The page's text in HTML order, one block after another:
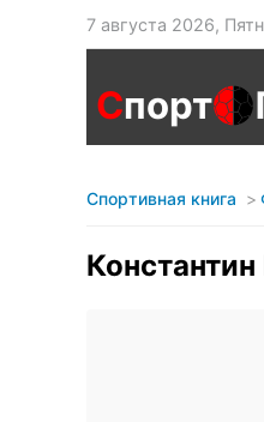
7 августа 2026,
Спорт
Спортивная книга